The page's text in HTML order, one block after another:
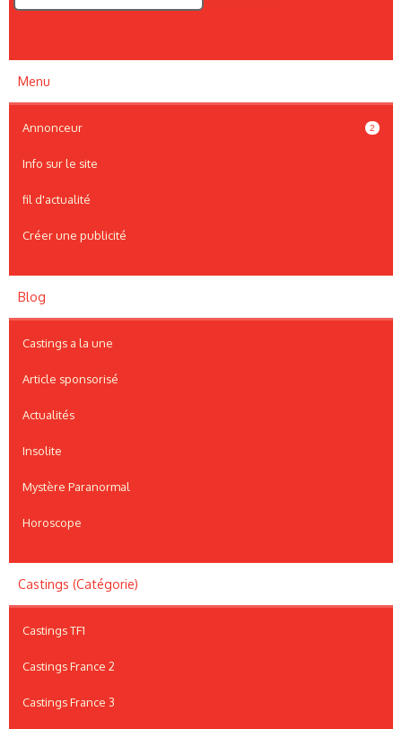
Menu
Annonceur 2
Info sur le site
fil d'actualité
Créer une publicité
Blog
Castings a la une
Article sponsorisé
Actualités
Insolite
Mystère Paranormal
Horoscope
Castings (Catégorie)
Castings TF1
Castings France 2
Castings France 3